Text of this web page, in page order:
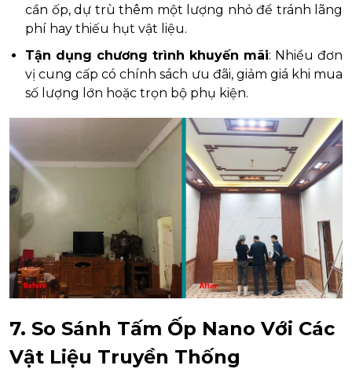
cần ốp, dự trù thêm một lượng nhỏ để tránh lãng
phí hay thiếu hụt vật liệu.
Tận dụng chương trình khuyến mãi: Nhiều đơn
vị cung cấp có chính sách ưu đãi, giảm giá khi mua
số lượng lớn hoặc trọn bộ phụ kiện.
7. So Sánh Tấm Ốp Nano Với Các
Vật Liệu Truyền Thống